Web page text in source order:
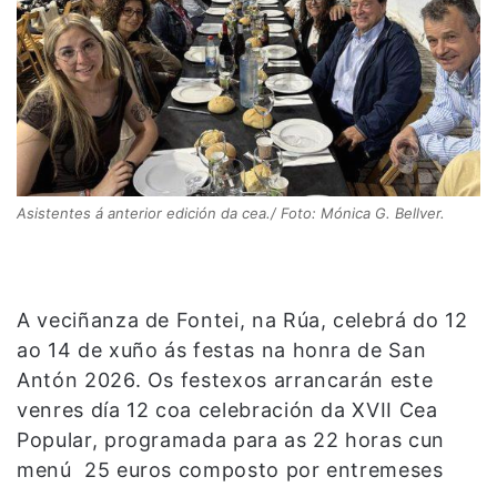
Asistentes á anterior edición da cea./ Foto: Mónica G. Bellver.
A veciñanza de Fontei, na Rúa, celebrá do 12
ao 14 de xuño ás festas na honra de San
Antón 2026. Os festexos arrancarán este
venres día 12 coa celebración da XVII Cea
Popular, programada para as 22 horas cun
menú 25 euros composto por entremeses